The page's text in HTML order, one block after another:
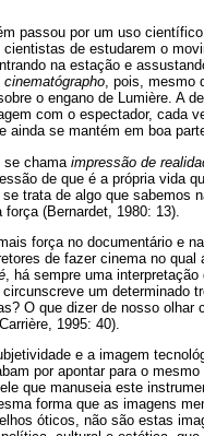
passou por um uso
de estudarem o
na estação e
cinematógrapho, pois, mesmo
o engano de Lumière. A
com o espectador, cada
ainda se mantém em boa
se chama impressão de
de que é a própria vida
trata de algo que
(Bernardet, 1980: 13).
força no documentário e
de fazer cinema no
, há sempre uma
um determinado
O que dizer de nosso
1995: 40).
e a imagem
por apontar para o
que manuseia este
forma que as imagens
óticos, não são estas